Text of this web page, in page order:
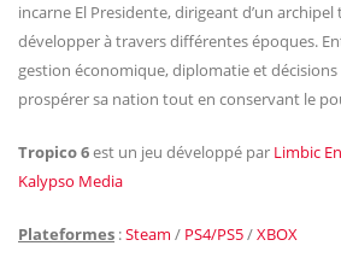
incarne El Presidente, dirigeant d’un
développer à travers différentes époques.
gestion économique, diplomatie et
prospérer sa nation tout en conservant le
Tropico 6est un jeu développé par Limbic
Kalypso Media
Plateformes :Steam / PS4/PS5/XBOX